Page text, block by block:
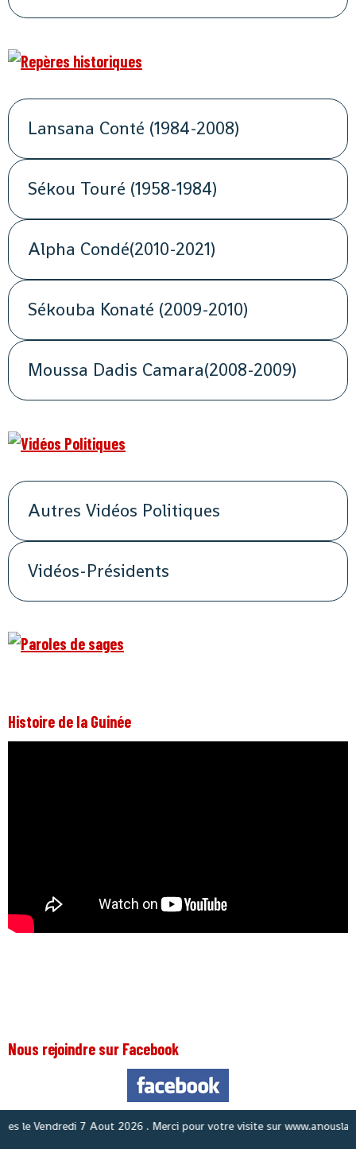
Lansana Conté (1984-2008)
Sékou Touré (1958-1984)
Alpha Condé(2010-2021)
Sékouba Konaté (2009-2010)
Moussa Dadis Camara(2008-2009)
Autres Vidéos Politiques
Vidéos-Présidents
Histoire de la Guinée
Nous rejoindre sur Facebook
leVendredi 7 Aout 2026. Merci pour votre visite sur